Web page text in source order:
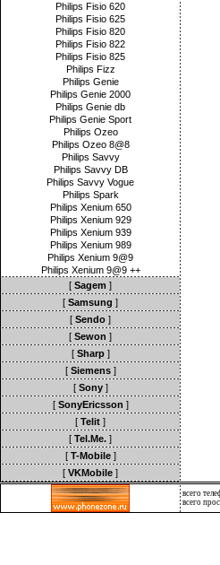
Philips Fisio 620
Philips Fisio 625
Philips Fisio 820
Philips Fisio 822
Philips Fisio 825
Philips Fizz
Philips Genie
Philips Genie 2000
Philips Genie db
Philips Genie Sport
Philips Ozeo
Philips Ozeo 8@8
Philips Savvy
Philips Savvy DB
Philips Savvy Vogue
Philips Spark
Philips Xenium 650
Philips Xenium 929
Philips Xenium 939
Philips Xenium 989
Philips Xenium 9@9
Philips Xenium 9@9 ++
[ Sagem ]
[ Samsung ]
[ Sendo ]
[ Sewon ]
[ Sharp]
[ Siemens]
[ Sony]
[ SonyEricsson ]
[ Telit ]
[ Tel.Me. ]
[ T-Mobile]
[ VKMobile ]
всего
всего